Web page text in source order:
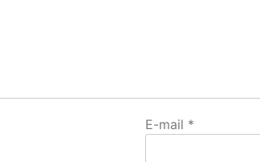
E-mail *